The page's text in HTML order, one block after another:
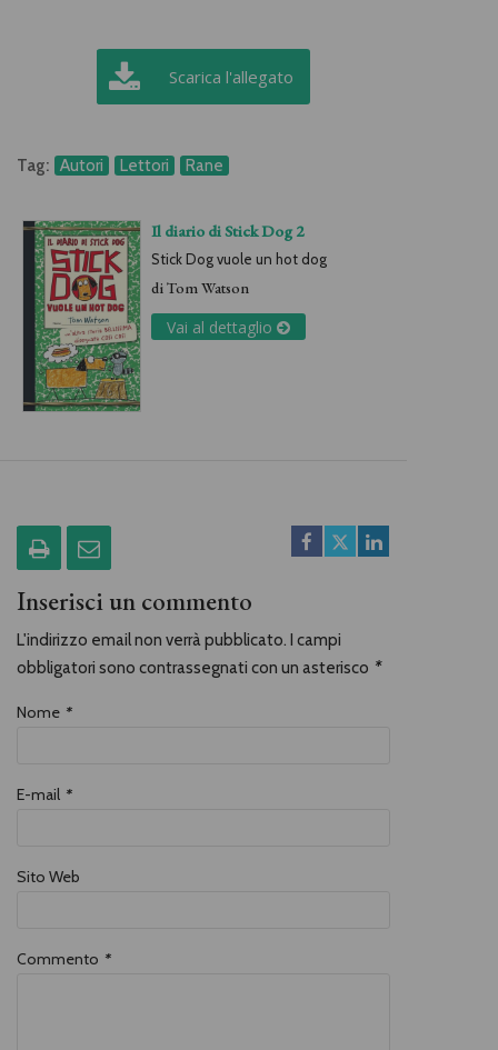
Scarica l'allegato
Tag: Autori Lettori Rane
Il diario di Stick Dog 2
Stick Dog vuole un hot dog
diTom Watson
Vai al dettaglio
Inserisci un commento
L'indirizzo email non verrà pubblicato. I campi
obbligatori sono contrassegnati con un asterisco *
Nome *
E-mail *
Sito Web
Commento *